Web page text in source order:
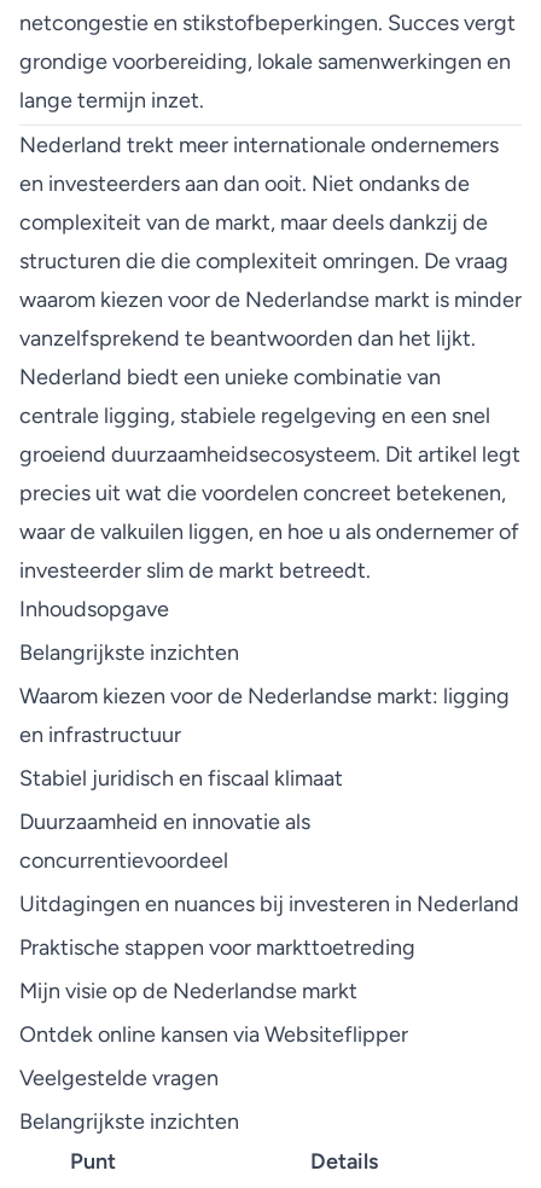
netcongestie en stikstofbeperkingen. Succes vergt
grondige voorbereiding, lokale samenwerkingen en
lange termijn inzet.
Nederland trekt meer internationale ondernemers
en investeerders aan dan ooit. Niet ondanks de
complexiteit van de markt, maar deels dankzij de
structuren die die complexiteit omringen. De vraag
waarom kiezen voor de Nederlandse markt is minder
vanzelfsprekend te beantwoorden dan het lijkt.
Nederland biedt een unieke combinatie van
centrale ligging, stabiele regelgeving en een snel
groeiend duurzaamheidsecosysteem. Dit artikel legt
precies uit wat die voordelen concreet betekenen,
waar de valkuilen liggen, en hoe u als ondernemer of
investeerder slim de markt betreedt.
Inhoudsopgave
Belangrijkste inzichten
Waarom kiezen voor de Nederlandse markt: ligging
en infrastructuur
Stabiel juridisch en fiscaal klimaat
Duurzaamheid en innovatie als
concurrentievoordeel
Uitdagingen en nuances bij investeren in Nederland
Praktische stappen voor markttoetreding
Mijn visie op de Nederlandse markt
Ontdek online kansen via Websiteflipper
Veelgestelde vragen
Belangrijkste inzichten
Punt
Details